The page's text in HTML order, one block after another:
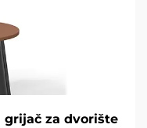
za dvorište